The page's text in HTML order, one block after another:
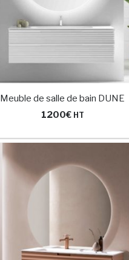
Meuble de salle de bain DUNE
1200€ HT